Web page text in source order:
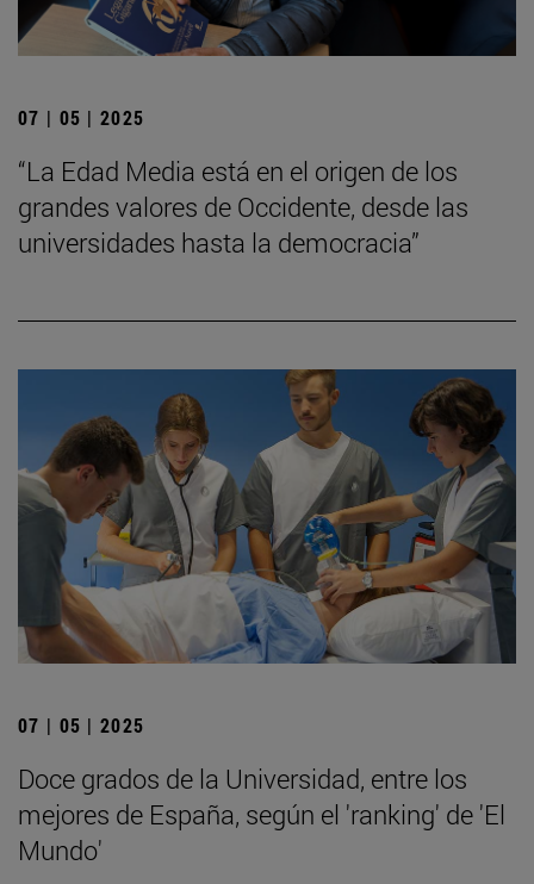
07 | 05 | 2025
“La Edad Media está en el origen de los
grandes valores de Occidente, desde las
universidades hasta la democracia”
07 | 05 | 2025
Doce grados de la Universidad, entre los
mejores de España, según el 'ranking' de 'El
Mundo'